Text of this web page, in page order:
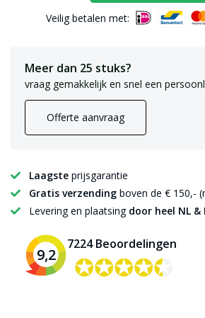
Veilig betalen met:
Meer dan 25 stuks?
vraag gemakkelijk en snel een
Offerte aanvraag
Laagste prijsgarantie
Gratis verzending boven de € 150,-
Levering en plaatsing door heel NL &
9,2
7224 Beoordelingen
✪✪✪✪✪
✪✪✪✪✪